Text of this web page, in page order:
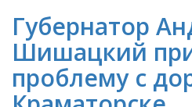
Губернатор
Шишацкий
проблему с